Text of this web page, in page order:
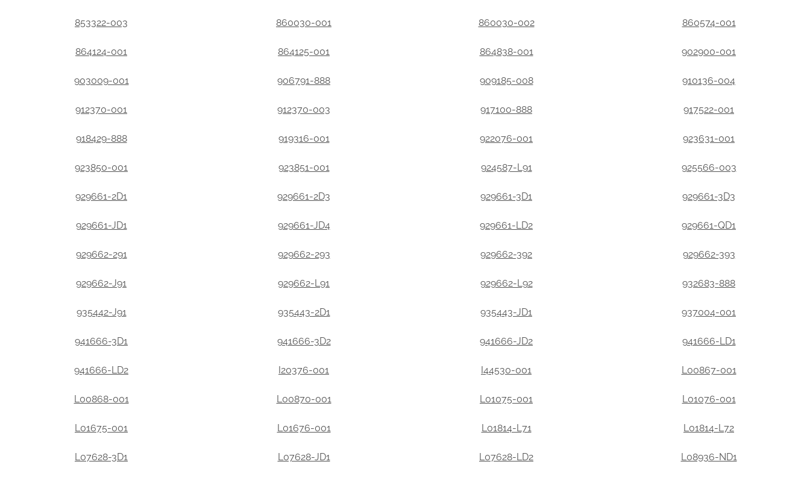
853322-003 860030-001 860030-002 860574-001
864124-001 864125-001 864838-001 902900-001
903009-001 906791-888 909185-008 910136-004
912370-001 912370-003 917100-888 917522-001
918429-888 919316-001 922076-001 923631-001
923850-001 923851-001 924587-L91 925566-003
929661-2D1 929661-2D3 929661-3D1 929661-3D3
929661-JD1 929661-JD4 929661-LD2 929661-QD1
929662-291 929662-293 929662-392 929662-393
929662-J91 929662-L91 929662-L92 932683-888
935442-J91 935443-2D1 935443-JD1 937004-001
941666-3D1 941666-3D2 941666-JD2 941666-LD1
941666-LD2 I20376-001 I44530-001 L00867-001
L00868-001 L00870-001 L01075-001 L01076-001
L01675-001 L01676-001 L01814-L71 L01814-L72
L07628-3D1 L07628-JD1 L07628-LD2 L08936-ND1